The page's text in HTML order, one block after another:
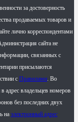
за достоверность
продаваемых товаров и
лично корреспондентами
сайта не
связанных с
присылаются
с Правилами. Во
адрес владельцев номеров
без последних двух
на электронный адрес